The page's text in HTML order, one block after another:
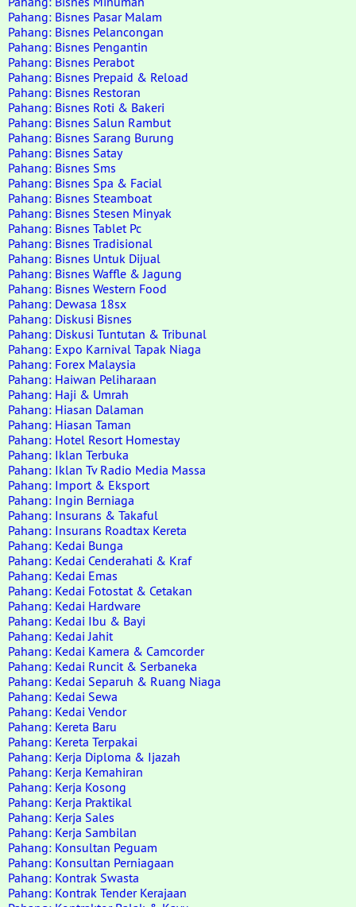
Pahang: Bisnes Pasar Malam
Pahang: Bisnes Pelancongan
Pahang: Bisnes Pengantin
Pahang: Bisnes Perabot
Pahang: Bisnes Prepaid & Reload
Pahang: Bisnes Restoran
Pahang: Bisnes Roti & Bakeri
Pahang: Bisnes Salun Rambut
Pahang: Bisnes Sarang Burung
Pahang: Bisnes Satay
Pahang: Bisnes Sms
Pahang: Bisnes Spa & Facial
Pahang: Bisnes Steamboat
Pahang: Bisnes Stesen Minyak
Pahang: Bisnes Tablet Pc
Pahang: Bisnes Tradisional
Pahang: Bisnes Untuk Dijual
Pahang: Bisnes Waffle & Jagung
Pahang: Bisnes Western Food
Pahang: Dewasa 18sx
Pahang: Diskusi Bisnes
Pahang: Diskusi Tuntutan & Tribunal
Pahang: Expo Karnival Tapak Niaga
Pahang: Forex Malaysia
Pahang: Haiwan Peliharaan
Pahang: Haji & Umrah
Pahang: Hiasan Dalaman
Pahang: Hiasan Taman
Pahang: Hotel Resort Homestay
Pahang: Iklan Terbuka
Pahang: Iklan Tv Radio Media Massa
Pahang: Import & Eksport
Pahang: Ingin Berniaga
Pahang: Insurans & Takaful
Pahang: Insurans Roadtax Kereta
Pahang: Kedai Bunga
Pahang: Kedai Cenderahati & Kraf
Pahang: Kedai Emas
Pahang: Kedai Fotostat & Cetakan
Pahang: Kedai Hardware
Pahang: Kedai Ibu & Bayi
Pahang: Kedai Jahit
Pahang: Kedai Kamera & Camcorder
Pahang: Kedai Runcit & Serbaneka
Pahang: Kedai Separuh & Ruang Niaga
Pahang: Kedai Sewa
Pahang: Kedai Vendor
Pahang: Kereta Baru
Pahang: Kereta Terpakai
Pahang: Kerja Diploma & Ijazah
Pahang: Kerja Kemahiran
Pahang: Kerja Kosong
Pahang: Kerja Praktikal
Pahang: Kerja Sales
Pahang: Kerja Sambilan
Pahang: Konsultan Peguam
Pahang: Konsultan Perniagaan
Pahang: Kontrak Swasta
Pahang: Kontrak Tender Kerajaan